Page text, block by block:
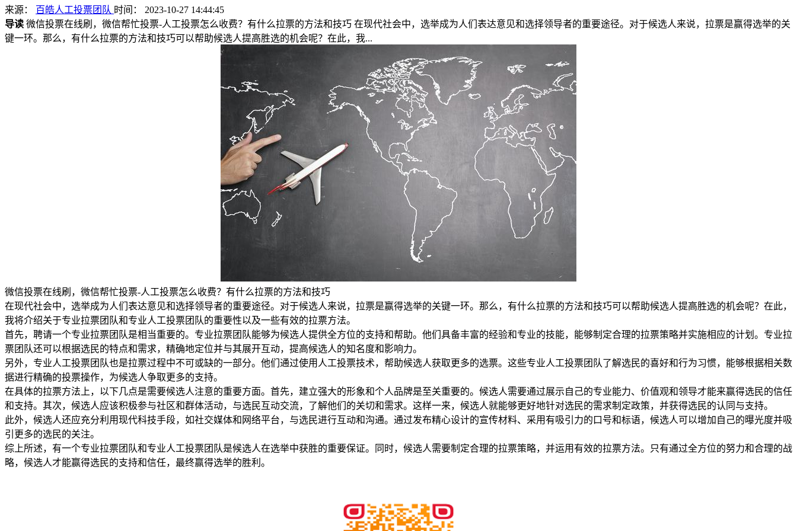
来源： 百皓人工投票团队 时间： 2023-10-27 14:44:45
导读 微信投票在线刷，微信帮忙投票-人工投票怎么收费？有什么拉票的方法和技巧 在现代社会中，选举成为人们表达意见和选择领导者的重要途径。对于候选人来说，拉票是赢得选举的关
键一环。那么，有什么拉票的方法和技巧可以帮助候选人提高胜选的机会呢？在此，我...
微信投票在线刷，微信帮忙投票-人工投票怎么收费？有什么拉票的方法和技巧
在现代社会中，选举成为人们表达意见和选择领导者的重要途径。对于候选人来说，拉票是赢得选举的关键一环。那么，有什么拉票的方法和技巧可以帮助候选人提高胜选的机会呢？在此，
我将介绍关于专业拉票团队和专业人工投票团队的重要性以及一些有效的拉票方法。
首先，聘请一个专业拉票团队是相当重要的。专业拉票团队能够为候选人提供全方位的支持和帮助。他们具备丰富的经验和专业的技能，能够制定合理的拉票策略并实施相应的计划。专业拉
票团队还可以根据选民的特点和需求，精确地定位并与其展开互动，提高候选人的知名度和影响力。
另外，专业人工投票团队也是拉票过程中不可或缺的一部分。他们通过使用人工投票技术，帮助候选人获取更多的选票。这些专业人工投票团队了解选民的喜好和行为习惯，能够根据相关数
据进行精确的投票操作，为候选人争取更多的支持。
在具体的拉票方法上，以下几点是需要候选人注意的重要方面。首先，建立强大的形象和个人品牌是至关重要的。候选人需要通过展示自己的专业能力、价值观和领导才能来赢得选民的信任
和支持。其次，候选人应该积极参与社区和群体活动，与选民互动交流，了解他们的关切和需求。这样一来，候选人就能够更好地针对选民的需求制定政策，并获得选民的认同与支持。
此外，候选人还应充分利用现代科技手段，如社交媒体和网络平台，与选民进行互动和沟通。通过发布精心设计的宣传材料、采用有吸引力的口号和标语，候选人可以增加自己的曝光度并吸
引更多的选民的关注。
综上所述，有一个专业拉票团队和专业人工投票团队是候选人在选举中获胜的重要保证。同时，候选人需要制定合理的拉票策略，并运用有效的拉票方法。只有通过全方位的努力和合理的战
略，候选人才能赢得选民的支持和信任，最终赢得选举的胜利。